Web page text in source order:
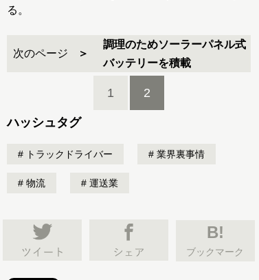
る。
次のページ
調理のためソーラーパネル式
バッテリーを積載
1 2
ハッシュタグ
トラックドライバー 業界裏事情
物流 運送業
B!
ブックマーク